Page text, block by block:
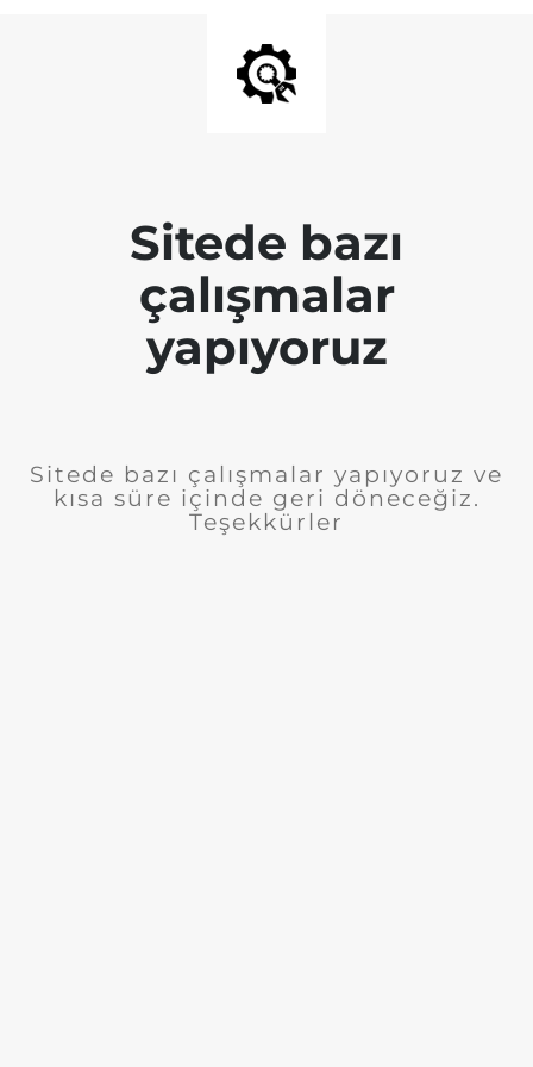
Sitede bazı
çalışmalar
yapıyoruz
Sitede bazı çalışmalar yapıyoruz ve
kısa süre içinde geri döneceğiz.
Teşekkürler